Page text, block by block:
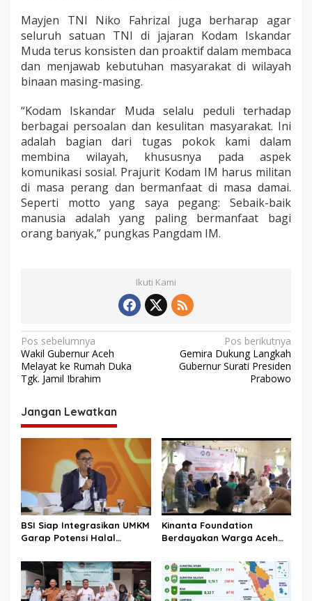
Mayjen TNI Niko Fahrizal juga berharap agar
seluruh satuan TNI di jajaran Kodam Iskandar
Muda terus konsisten dan proaktif dalam membaca
dan menjawab kebutuhan masyarakat di wilayah
binaan masing-masing.
“Kodam Iskandar Muda selalu peduli terhadap
berbagai persoalan dan kesulitan masyarakat. Ini
adalah bagian dari tugas pokok kami dalam
membina wilayah, khususnya pada aspek
komunikasi sosial. Prajurit Kodam IM harus militan
di masa perang dan bermanfaat di masa damai.
Seperti motto yang saya pegang: Sebaik-baik
manusia adalah yang paling bermanfaat bagi
orang banyak,” pungkas Pangdam IM.
Ikuti Kami
N
a
v
i
g
a
p
o
s
Pos sebelumnya
Wakil Gubernur Aceh
Melayat ke Rumah Duka
Tgk. Jamil Ibrahim
Pos berikutnya
Gemira Dukung Langkah
Gubernur Surati Presiden
Prabowo
Jangan Lewatkan
BSI Siap Integrasikan UMKM
Garap Potensi Halal
Kinanta Foundation
Berdayakan Warga Aceh
Psikososial